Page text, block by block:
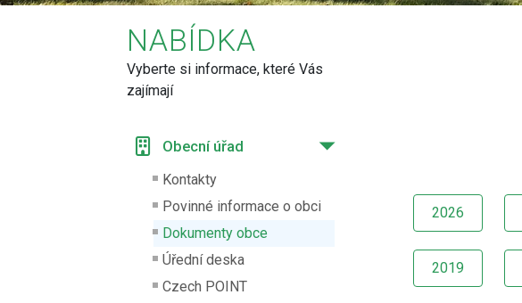
NABÍDKA
Vyberte si informace, které Vás
zajímají
Obecní úřad
Kontakty
Povinné informace o obci
Dokumenty obce
Úřední deska
Czech POINT
2026
2019